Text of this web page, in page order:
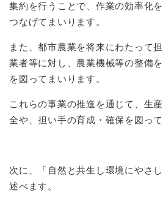
集約を行うことで、作業の効率化
つなげてまいります。
また、都市農業を将来にわたって
業者等に対し、農業機械等の整備
を図ってまいります。
これらの事業の推進を通じて、生
全や、担い手の育成・確保を図って
次に、「自然と共生し環境にやさ
述べます。